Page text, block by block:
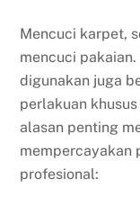
Mencuci karpet,
mencuci
digunakan juga
perlakuan
alasan penting
mempercayakan
profesional: